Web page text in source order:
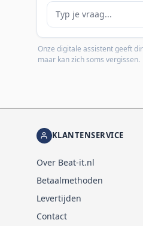
Je vraag
Onze digitale assistent geeft
maar kan zich soms vergissen.
KLANTENSERVICE
Over Beat-it.nl
Betaalmethoden
Levertijden
Contact